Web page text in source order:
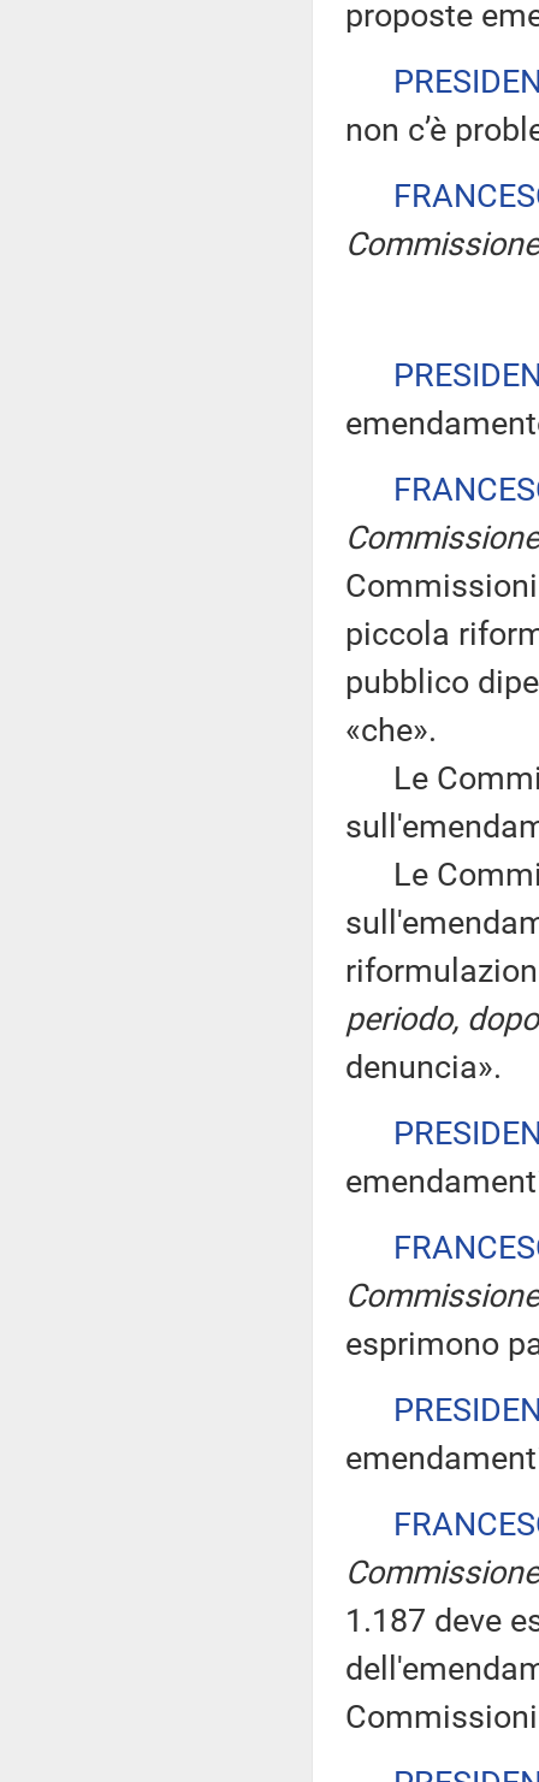
proposte
non c’è
Commissione
Commissione
piccola
pubblico
«che».
Le
Le
periodo,
denuncia».
Commissione
esprimono
Commissione
1.187 deve